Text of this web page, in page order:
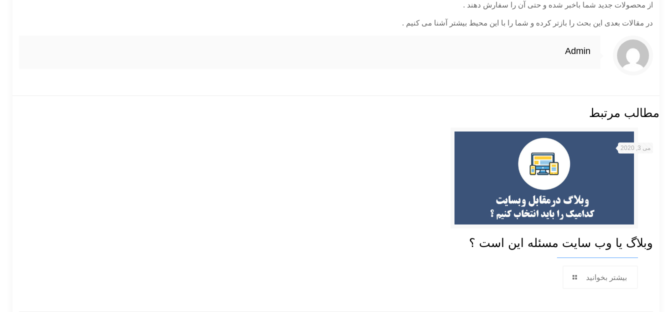
از محصولات جدید شما باخبر شده و حتی آن را سفارش دهند .
در مقالات بعدی این بحث را بازتر کرده و شما را با این محیط بیشتر آشنا می کنیم .
Admin
مطالب مرتبط
می 3, 2020
وبلاگ یا وب سایت مسئله این است ؟
بیشتر بخوانید